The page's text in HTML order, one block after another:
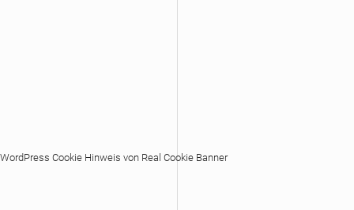
WordPress Cookie Hinweis von Real Cookie Banner